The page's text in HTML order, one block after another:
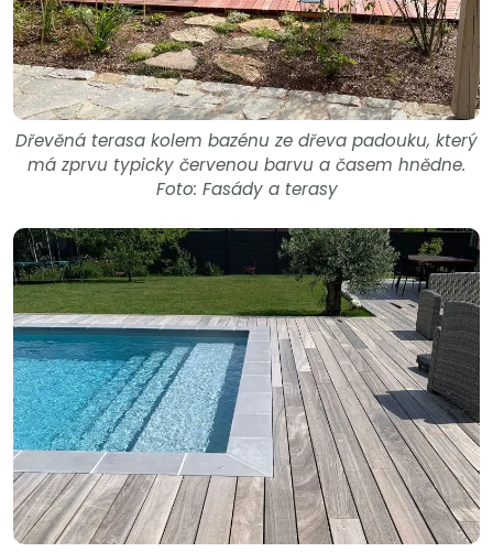
Dřevěná terasa kolem bazénu ze dřeva padouku, který
má zprvu typicky červenou barvu a časem hnědne.
Foto: Fasády a terasy